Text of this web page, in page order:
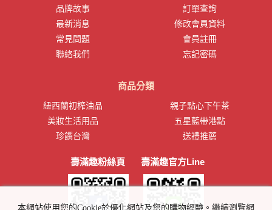
品牌故事
最新消息
常見問題
聯絡我們
訂單查詢
修改會員資料
會員註冊
忘記密碼
商品分類
紐西蘭初榨油品
親子點心下午茶
美妝生活用品
五星藍帶港點
珍饌台灣
送禮推薦
壽滿趣粉絲頁 壽滿趣官方Line
本網站使用您的Cookie於優化網站及您的購物經驗。繼續瀏覽網